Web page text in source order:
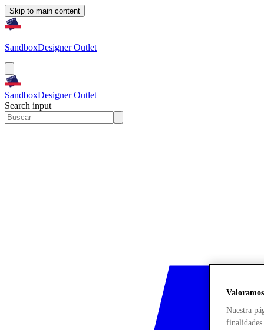
Skip to main content
SandboxDesigner Outlet
SandboxDesigner Outlet
Search input
Nuestra